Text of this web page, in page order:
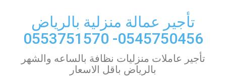
تأجير عمالة منزلية بالرياض
0545750456- 0553751570
تأجير عاملات منزليات نظافة بالساعه والشهر
بالرياض باقل الاسعار